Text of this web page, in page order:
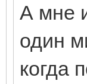
А мне
один
когда